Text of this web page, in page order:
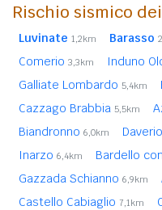
Rischio sismico
Luvinate 1,2km Barasso
Comerio 3,3km Induno
Galliate Lombardo 5,4km
Cazzago Brabbia 5,5km
Biandronno 6,0km Daverio
Inarzo 6,4km Bardello
Gazzada Schianno 6,9km
Castello Cabiaglio 7,1km